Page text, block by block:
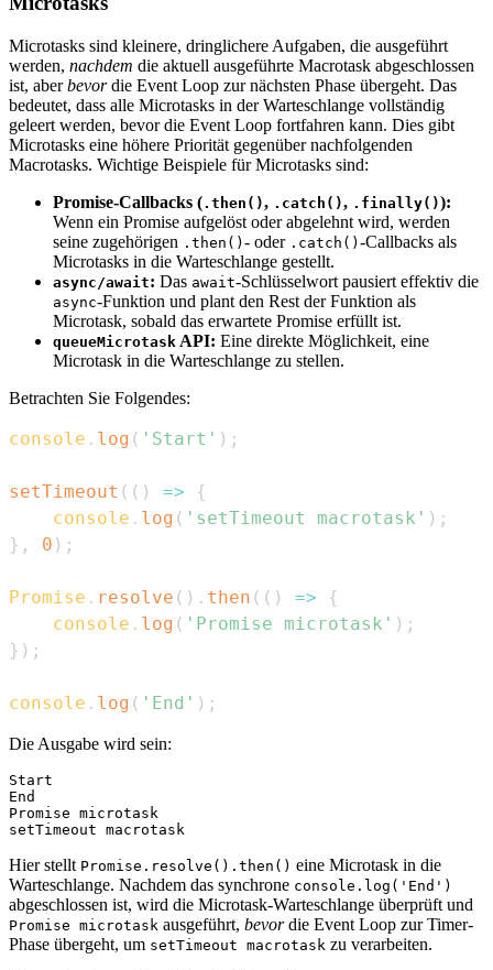
Microtasks sind kleinere, dringlichere Aufgaben, die ausgeführt
werden, nachdem die aktuell ausgeführte Macrotask abgeschlossen
ist, aberbevordie Event Loop zur nächsten Phase übergeht. Das
bedeutet, dass alle Microtasks in der Warteschlange vollständig
geleert werden, bevor die Event Loop fortfahren kann. Dies gibt
Microtasks eine höhere Priorität gegenüber nachfolgenden
Macrotasks. Wichtige Beispiele für Microtasks sind:
Promise-Callbacks (.then(), .catch(), .finally()):
Wenn ein Promise aufgelöst oder abgelehnt wird, werden
seine zugehörigen .then() - oder .catch() -Callbacks als
Microtasks in die Warteschlange gestellt.
async/await: Das await-Schlüsselwort pausiert effektiv die
async-Funktion und plant den Rest der Funktion als
Microtask, sobald das erwartete Promise erfüllt ist.
queueMicrotask API: Eine direkte Möglichkeit, eine
Microtask in die Warteschlange zu stellen.
Betrachten Sie Folgendes:
console . log ( 'Start' ) ;
setTimeout ( ( ) =>
{
console . log ( 'setTimeout macrotask' ) ;
} , 0 ) ;
Promise . resolve ( ) . then ( ( ) =>
{
console . log ( 'Promise microtask' ) ;
} ) ;
console . log ( 'End' ) ;
Die Ausgabe wird sein:
Start
End
Promise microtask
Hier stellt Promise.resolve().then() eine Microtask in die
Warteschlange. Nachdem das synchrone console.log('End')
abgeschlossen ist, wird die Microtask-Warteschlange überprüft und
Promise microtask ausgeführt, bevordie Event Loop zur Timer-
Phase übergeht, um setTimeout macrotask zu verarbeiten.